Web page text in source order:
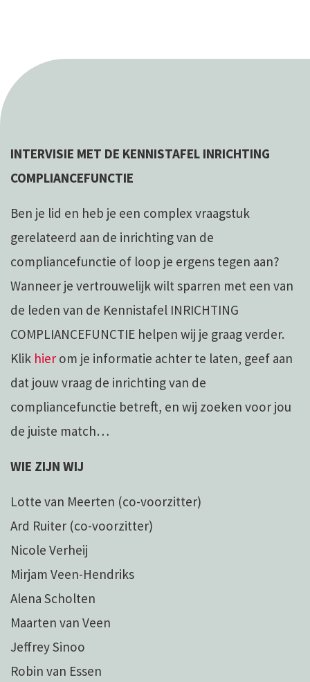
INTERVISIE MET DE KENNISTAFEL INRICHTING
COMPLIANCEFUNCTIE
Ben je lid en heb je een complex vraagstuk
gerelateerd aan de inrichting van de
compliancefunctie of loop je ergens tegen aan?
Wanneer je vertrouwelijk wilt sparren met een van
de leden van de Kennistafel INRICHTING
COMPLIANCEFUNCTIE helpen wij je graag verder.
Klik hier om je informatie achter te laten, geef aan
dat jouw vraag de inrichting van de
compliancefunctie betreft, en wij zoeken voor jou
de juiste match…
WIE ZIJN WIJ
Lotte van Meerten (co-voorzitter)
Ard Ruiter (co-voorzitter)
Nicole Verheij
Mirjam Veen-Hendriks
Alena Scholten
Maarten van Veen
Jeffrey Sinoo
Robin van Essen